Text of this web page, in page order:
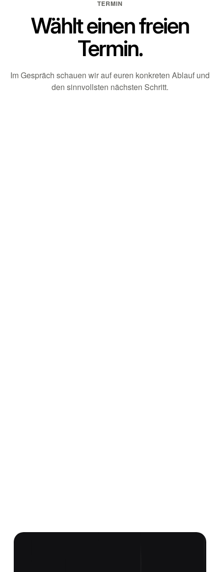
TERMIN
Wählt einen freien
Termin.
Im Gespräch schauen wir auf euren konkreten Ablauf und
den sinnvollsten nächsten Schritt.